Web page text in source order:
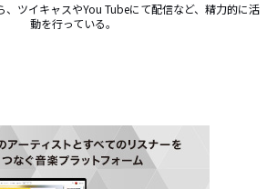
、ツイキャスやYou Tubeにて配信など、精力的に活
動を行っている。